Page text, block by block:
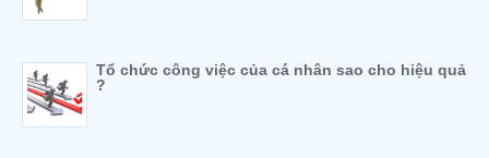
Tổ chức công việc của cá nhân sao cho hiệu quả
?